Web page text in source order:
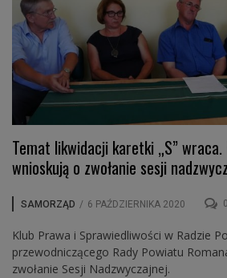
Temat likwidacji karetki „S” wraca.
wnioskują o zwołanie sesji
SAMORZĄD / 6 PAŹDZIERNIKA 2020 0
Klub Prawa i Sprawiedliwości w Radzie
przewodniczącego Rady Powiatu
zwołanie Sesji Nadzwyczajnej.